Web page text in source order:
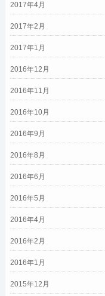
2017年4月
2017年2月
2017年1月
2016年12月
2016年11月
2016年10月
2016年9月
2016年8月
2016年6月
2016年5月
2016年4月
2016年2月
2016年1月
2015年12月